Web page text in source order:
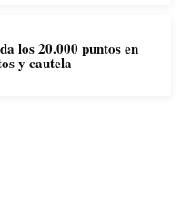
los 20.000 puntos en
y cautela